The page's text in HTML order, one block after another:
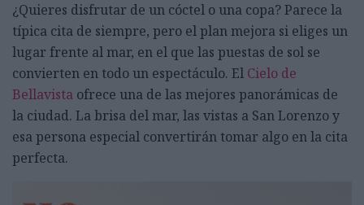
¿Quieres disfrutar de un cóctel o una copa? Parece la
típica cita de siempre, pero el plan mejora si eliges un
lugar frente al mar, en el que las puestas de sol se
convierten en todo un espectáculo. El Cielo de
Bellavista ofrece una de las mejores panorámicas de
la ciudad. La brisa del mar, las vistas a San Lorenzo y
esa persona especial convertirán tomar algo en la cita
perfecta.